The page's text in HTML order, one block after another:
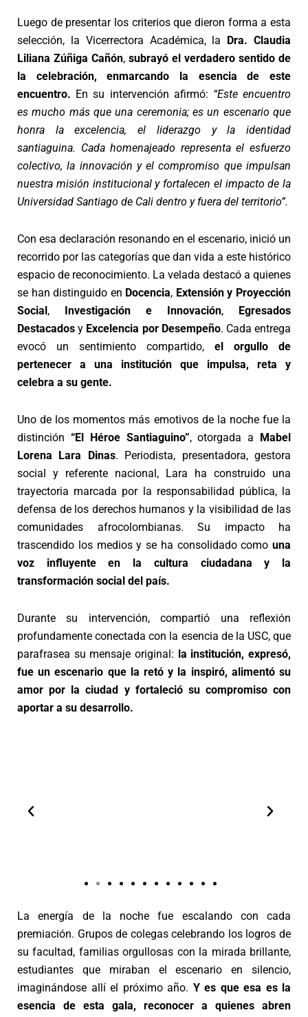
Luego de presentar los criterios que dieron forma a esta
selección, la Vicerrectora Académica, la Dra. Claudia
Liliana Zúñiga Cañón, subrayó el verdadero sentido de
la celebración, enmarcando la esencia de este
encuentro. En su intervención afirmó: “Este encuentro
es mucho más que una ceremonia; es un escenario que
honra la excelencia, el liderazgo y la identidad
santiaguina. Cada homenajeado representa el esfuerzo
colectivo, la innovación y el compromiso que impulsan
nuestra misión institucional y fortalecen el impacto de la
Universidad Santiago de Cali dentro y fuera del territorio”.
Con esa declaración resonando en el escenario, inició un
recorrido por las categorías que dan vida a este histórico
espacio de reconocimiento. La velada destacó a quienes
se han distinguido en Docencia, Extensión y Proyección
Social, Investigación e Innovación, Egresados
Destacados y Excelencia por Desempeño. Cada entrega
evocó un sentimiento compartido, el orgullo de
pertenecer a una institución que impulsa, reta y
celebra a su gente.
Uno de los momentos más emotivos de la noche fue la
distinción “El Héroe Santiaguino”, otorgada a Mabel
Lorena Lara Dinas. Periodista, presentadora, gestora
social y referente nacional, Lara ha construido una
trayectoria marcada por la responsabilidad pública, la
defensa de los derechos humanos y la visibilidad de las
comunidades afrocolombianas. Su impacto ha
trascendido los medios y se ha consolidado como una
voz influyente en la cultura ciudadana y la
transformación social del país.
Durante su intervención, compartió una reflexión
profundamente conectada con la esencia de la USC, que
parafrasea su mensaje original: la institución, expresó,
fue un escenario que la retó y la inspiró, alimentó su
amor por la ciudad y fortaleció su compromiso con
aportar a su desarrollo.
La energía de la noche fue escalando con cada
premiación. Grupos de colegas celebrando los logros de
su facultad, familias orgullosas con la mirada brillante,
estudiantes que miraban el escenario en silencio,
imaginándose allí el próximo año. Y es que esa es la
esencia de esta gala, reconocer a quienes abren